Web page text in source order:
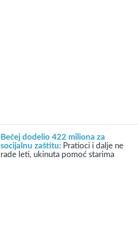
Bečej dodelio 422 miliona za
socijalnu zaštitu: Pratioci i dalje ne
rade leti, ukinuta pomoć starima